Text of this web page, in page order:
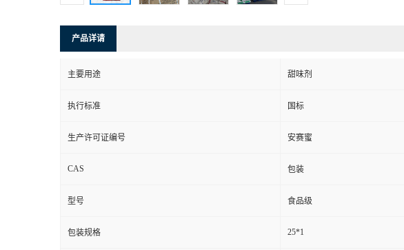
产品详请
主要用途 甜味剂
执行标准 国标
生产许可证编号 安赛蜜
CAS 包装
型号 食品级
包装规格 25*1